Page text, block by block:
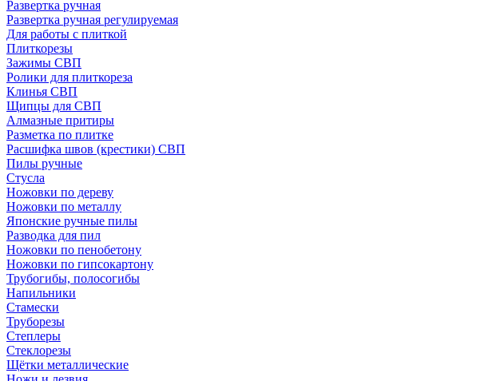
Развертка ручная
Развертка ручная регулируемая
Для работы с плиткой
Плиткорезы
Зажимы СВП
Ролики для плиткореза
Клинья СВП
Щипцы для СВП
Алмазные притиры
Разметка по плитке
Расшифка швов (крестики) СВП
Пилы ручные
Стусла
Ножовки по дереву
Ножовки по металлу
Японские ручные пилы
Разводка для пил
Ножовки по пенобетону
Ножовки по гипсокартону
Трубогибы, полосогибы
Напильники
Стамески
Труборезы
Степлеры
Стеклорезы
Щётки металлические